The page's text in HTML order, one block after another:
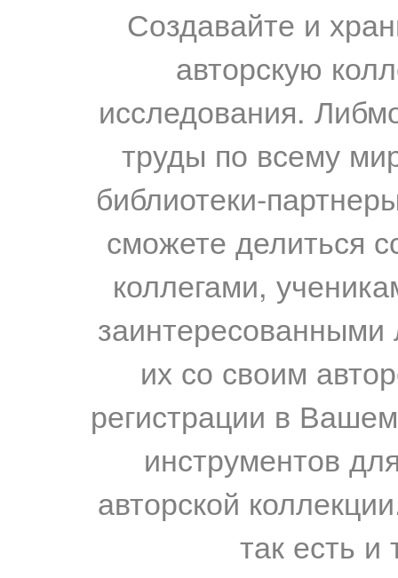
Создавайте и
авторскую
исследования.
труды по всему
библиотеки-
сможете делиться
коллегами,
их со своим
регистрации в
инструментов
авторской
так есть и